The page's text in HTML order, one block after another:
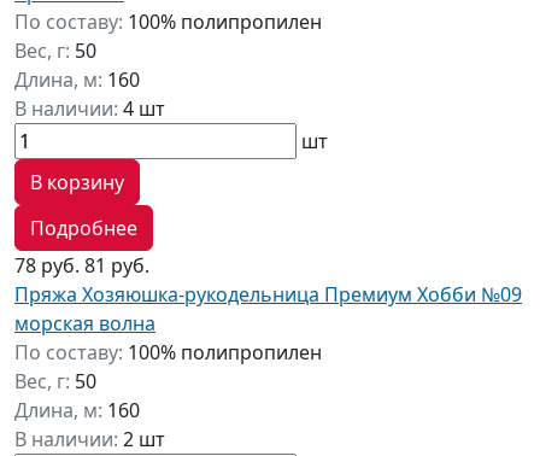
По составу: 100% полипропилен
Вес, г: 50
Длина, м: 160
В наличии: 4 шт
шт
В корзину
Подробнее
78 руб. 81 руб.
Пряжа Хозяюшка-рукодельница Премиум Хобби №09
морская волна
По составу: 100% полипропилен
Вес, г: 50
Длина, м: 160
В наличии: 2 шт